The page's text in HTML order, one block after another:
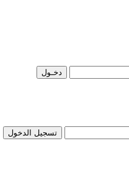
تسجيل الدخول